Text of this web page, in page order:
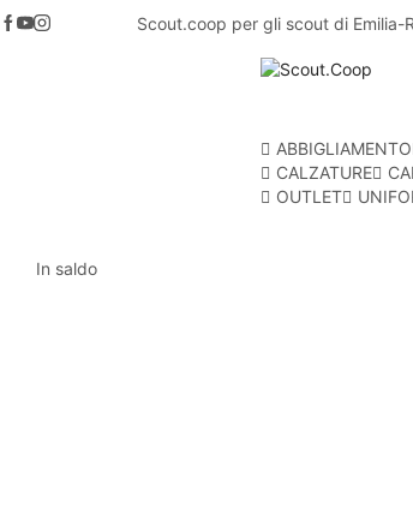
Scout.coop per gli scout di Emilia-
ABBIGLIAMENTO
CALZATURE
OUTLET
In saldo